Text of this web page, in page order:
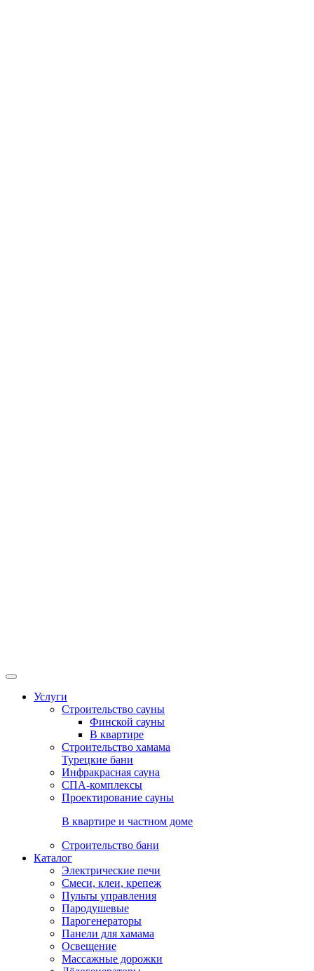
Услуги
Строительство сауны
Финской сауны
В квартире
Строительство хамама
Турецкие бани
Инфракрасная сауна
СПА-комплексы
Проектирование сауны
В квартире и частном доме
Строительство бани
Каталог
Электрические печи
Смеси, клеи, крепеж
Пульты управления
Пародушевые
Парогенераторы
Панели для хамама
Освещение
Массажные дорожки